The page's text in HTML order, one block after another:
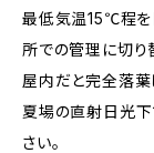
最低気温15℃程を
所での管理に切り
屋内だと完全落葉
夏場の直射日光
さい。